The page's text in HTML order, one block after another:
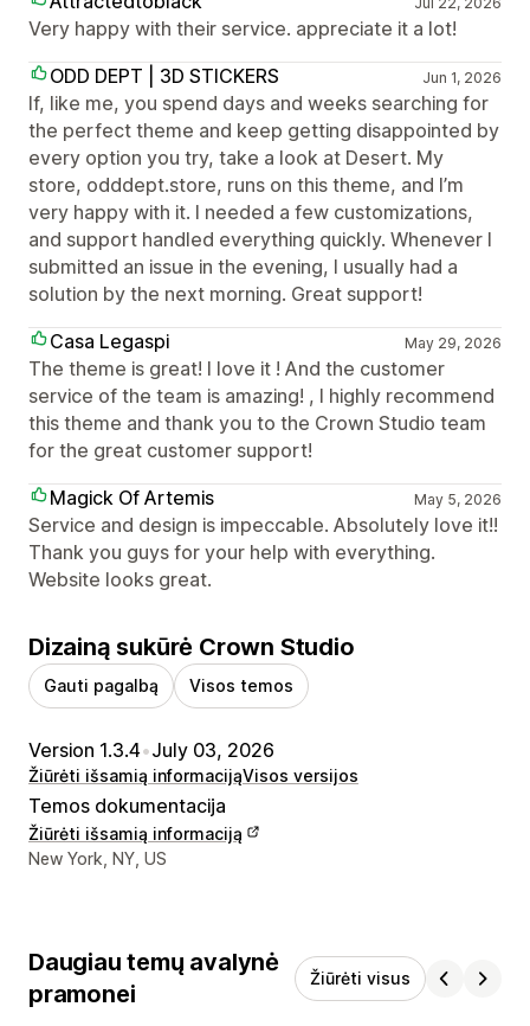
Very happy with their service. appreciate it a lot!
ODD DEPT | 3D STICKERS
Jun 1, 2026
If, like me, you spend days and weeks searching for
the perfect theme and keep getting disappointed by
every option you try, take a look at Desert. My
store, odddept.store, runs on this theme, and I’m
very happy with it. I needed a few customizations,
and support handled everything quickly. Whenever I
submitted an issue in the evening, I usually had a
solution by the next morning. Great support!
Casa Legaspi
May 29, 2026
The theme is great! I love it ! And the customer
service of the team is amazing! , I highly recommend
this theme and thank you to the Crown Studio team
for the great customer support!
Magick Of Artemis
May 5, 2026
Service and design is impeccable. Absolutely love it!!
Thank you guys for your help with everything.
Website looks great.
Dizainą sukūrė Crown Studio
Gauti pagalbą Visos temos
Version 1.3.4•July 03, 2026
Žiūrėti išsamią informacijąVisos versijos
Temos dokumentacija
Žiūrėti išsamią informaciją
Kūrėjo kontaktiniai duomenys
New York, NY, US
Daugiau temų avalynė
pramonei
Žiūrėti visus